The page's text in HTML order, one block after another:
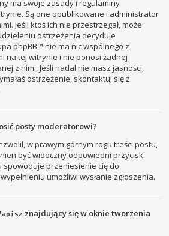
ma swoje zasady i regulaminy
Są one opublikowane i administrator
Jeśli ktoś ich nie przestrzegał, może
ostrzeżenia decyduje
phpBB™ nie ma nic wspólnego z
na tej witrynie i nie ponosi żadnej
z nimi. Jeśli nadal nie masz jasności,
ostrzeżenie, skontaktuj się z
posty moderatorowi?
w prawym górnym rogu treści postu,
być widoczny odpowiedni przycisk.
spowoduje przeniesienie cię do
umożliwi wysłanie zgłoszenia.
znajdujący się w oknie tworzenia